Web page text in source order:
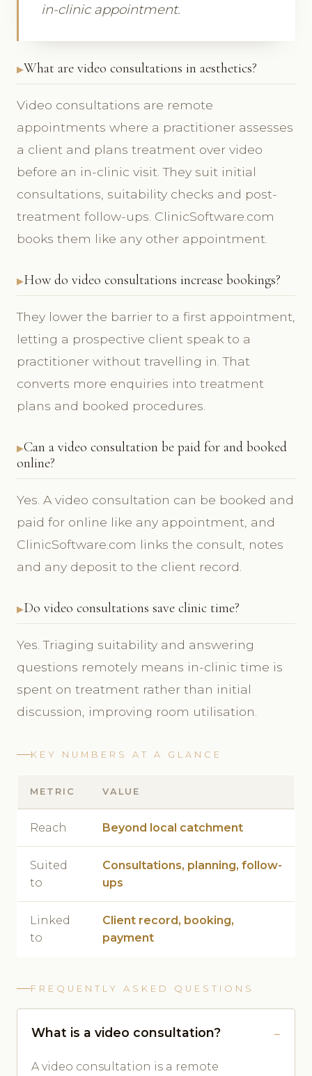
in-clinic appointment.
What are video consultations in aesthetics?
Video consultations are remote
appointments where a practitioner assesses
a client and plans treatment over video
before an in-clinic visit. They suit initial
consultations, suitability checks and post-
treatment follow-ups. ClinicSoftware.com
books them like any other appointment.
How do video consultations increase bookings?
They lower the barrier to a first appointment,
letting a prospective client speak to a
practitioner without travelling in. That
converts more enquiries into treatment
plans and booked procedures.
Can a video consultation be paid for and booked
online?
Yes. A video consultation can be booked and
paid for online like any appointment, and
ClinicSoftware.com links the consult, notes
and any deposit to the client record.
Do video consultations save clinic time?
Yes. Triaging suitability and answering
questions remotely means in-clinic time is
spent on treatment rather than initial
discussion, improving room utilisation.
KEY NUMBERS AT A GLANCE
METRIC VALUE
Reach Beyond local catchment
Suited
to
Consultations, planning, follow-
ups
Linked
to
Client record, booking,
payment
FREQUENTLY ASKED QUESTIONS
What is a video consultation?
A video consultation is a remote